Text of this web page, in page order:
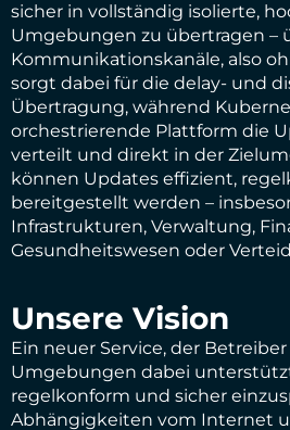
sicher in vollständig isolierte,
Umgebungen zu übertragen –
Kommunikationskanäle, also
sorgt dabei für die delay- und
Übertragung, während
orchestrierende Plattform die
verteilt und direkt in der
können Updates effizient,
bereitgestellt werden –
Infrastrukturen, Verwaltung,
Gesundheitswesen oder
Unsere Vision
Ein neuer Service, der
Umgebungen dabei
regelkonform und sicher
Abhängigkeiten vom Internet